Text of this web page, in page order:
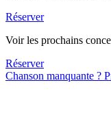
Réserver
Voir les prochains
Réserver
Chanson manquante ?